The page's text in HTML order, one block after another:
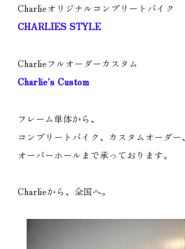
Charlieオリジナルコンプリートバイク
CHARLIES STYLE
Charlieフルオーダーカスタム
Charlie's Custom
フレーム単体から、
コンプリートバイク、カスタムオーダー、
オーバーホールまで承っております。
Charlieから、全国へ。